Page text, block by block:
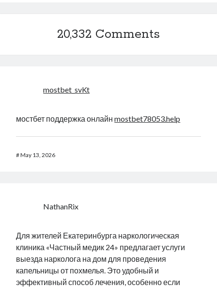
20,332 Comments
mostbet_svKt
мостбет поддержка онлайнmostbet78053.help
#May 13, 2026
NathanRix
Для жителей Екатеринбурга наркологическая
клиника «Частный медик 24» предлагает услуги
выезда нарколога на дом для проведения
капельницы от похмелья. Это удобный и
эффективный способ лечения, особенно если